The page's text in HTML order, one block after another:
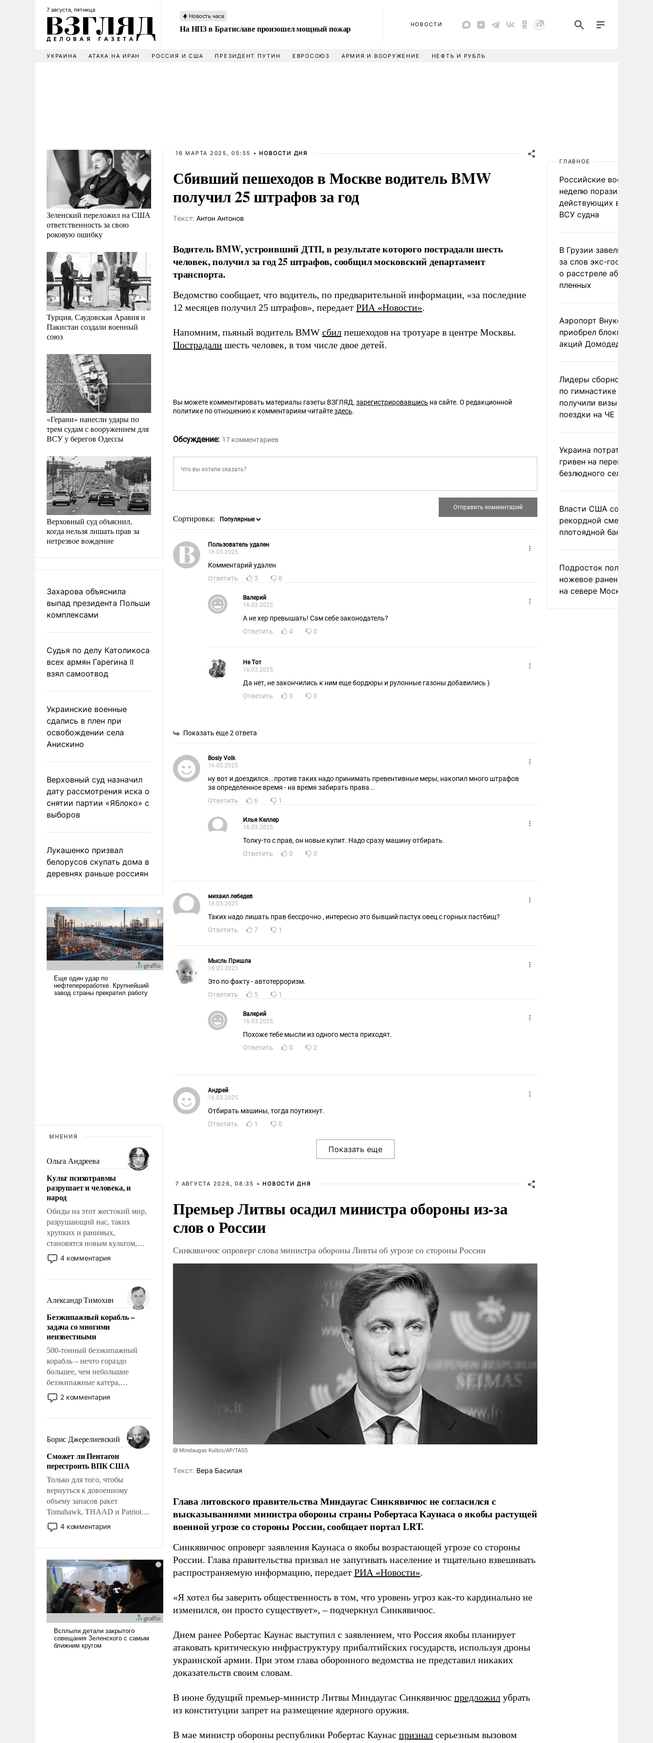
7 августа, пятница
Новость часа
На НПЗ в Братиславе произошел мощный пожар НОВОСТИ
УКРАИНА АТАКА НА ИРАН РОССИЯ И США ПРЕЗИДЕНТ ПУТИН ЕВРОСОЮЗ АРМИЯ И ВООРУЖЕНИЕ НЕФТЬ И РУБЛЬ
Зеленский переложил на США
ответственность за свою
роковую ошибку
Турция, Саудовская Аравия и
Пакистан создали военный
союз
«Герани» нанесли удары по
трем судам с вооружением для
ВСУ у берегов Одессы
Верховный суд объяснил,
когда нельзя лишать прав за
нетрезвое вождение
Захарова объяснила
выпад президента Польши
комплексами
Судья по делу Католикоса
всех армян Гарегина II
взял самоотвод
Украинские военные
сдались в плен при
освобождении села
Анискино
Верховный суд назначил
дату рассмотрения иска о
снятии партии «Яблоко» с
выборов
Лукашенко призвал
белорусов скупать дома в
деревнях раньше россиян
МНЕНИЯ
Ольга Андреева
Культ психотравмы
разрушает и человека, и
народ
Обиды на этот жестокий мир,
разрушающий нас, таких
хрупких и ранимых,
становятся новым культом,
постепенно вытесняя и
отменяя традиционное
мужественным и твердым под
ударами судьбы, брать на себя
ответственность, помогать
слабым, идти вперед и
адаптироваться.
4 комментария
Александр Тимохин
Безэкипажный корабль –
задача со многими
неизвестными
500-тонный безэкипажный
корабль – нечто гораздо
большее, чем небольшие
безэкипажные катера,
применение которых уже
стало обыденностью. Задача по
сложна и амбициозна. Однако
и ее реализация радикально
поднимет наши боевые
возможности.
2 комментария
Борис Джерелиевский
Сможет ли Пентагон
перестроить ВПК США
Только для того, чтобы
вернуться к довоенному
объему запасов ракет
Tomahawk, THAAD и Patriot
США потребуется более трех
лет. Даже небольшая война с
Сложившаяся ситуация
означает многолетний период
уязвимости США, например,
перед Китаем.
4 комментария
16 МАРТА 2025, 05:55 • НОВОСТИ ДНЯ
Сбивший пешеходов в Москве водитель BMW
получил 25 штрафов за год
Tекст: Антон Антонов
Водитель BMW, устроивший ДТП, в результате которого пострадали шесть
человек, получил за год 25 штрафов, сообщил московский департамент
транспорта.
Ведомство сообщает, что водитель, по предварительной информации, «за последние
12 месяцев получил 25 штрафов», передает РИА «Новости».
Напомним, пьяный водитель BMW сбил пешеходов на тротуаре в центре Москвы.
Пострадали шесть человек, в том числе двое детей.
Вы можете комментировать материалы газеты ВЗГЛЯД, зарегистрировавшись на сайте. О редакционной
политике по отношению к комментариям читайтездесь.
Обсуждение: 17 комментариев
Сортировка:
Пользователь удален
16.03.2025
Комментарий удален
Ответить
3 8
Валерий
16.03.2025
А не хер превышать! Сам себе законодатель?
Ответить
4 0
Hе Tот
16.03.2025
Да нет, не закончились к ним еще бордюры и рулонные газоны добавились )
Ответить
0 0
Показать еще 2 ответа
Bosiy Volk
16.03.2025
ну вот и доездился...против таких надо принимать превентивные меры, накопил много штрафов
за определенное время - на время забирать права...
Ответить
6 1
Илья Келлер
16.03.2025
Толку-то с прав, он новые купит. Надо сразу машину отбирать.
Ответить
0 0
михаил лебедев
16.03.2025
Таких надо лишать прав бессрочно , интересно это бывший пастух овец с горных пастбищ?
Ответить
7 1
Мысль Пришла
16.03.2025
Это по факту - автотерроризм.
Ответить
5 1
Валерий
16.03.2025
Похоже тебе мысли из одного места приходят.
Ответить
0 2
Андрей
16.03.2025
Отбирать машины, тогда поутихнут.
Ответить
1 0
7 АВГУСТА 2026, 08:35 • НОВОСТИ ДНЯ
Премьер Литвы осадил министра обороны из-за
слов о России
Синкявичюс опроверг слова министра обороны Ливты об угрозе со стороны России
@ Mindaugas Kulbis/AP/TASS
Tекст: Вера Басилая
Глава литовского правительства Миндаугас Синкявичюс не согласился с
высказываниями министра обороны страны Робертаса Каунаса о якобы растущей
военной угрозе со стороны России, сообщает портал LRT.
Синкявичюс опроверг заявления Каунаса о якобы возрастающей угрозе со стороны
России. Глава правительства призвал не запугивать население и тщательно взвешивать
распространяемую информацию, передает РИА «Новости».
«Я хотел бы заверить общественность в том, что уровень угроз как-то кардинально не
изменился, он просто существует», – подчеркнул Синкявичюс.
Днем ранее Робертас Каунас выступил с заявлением, что Россия якобы планирует
атаковать критическую инфраструктуру прибалтийских государств, используя дроны
украинской армии. При этом глава оборонного ведомства не представил никаких
доказательств своим словам.
В июне будущий премьер-министр Литвы Миндаугас Синкявичюс предложил убрать
из конституции запрет на размещение ядерного оружия.
В мае министр обороны республики Робертас Каунас признал серьезным вызовом
ГЛАВНОЕ
Российские военные за
неделю поразили 34
действующих в
ВСУ судна
В Грузии завели дело
за слов экс-
о расстреле абхазских
пленных
Аэропорт Внуково
приобрел блокпакет
акций Домодедово
Лидеры сборной
по гимнастике не
получили визы для
поездки на ЧЕ
Украина потратила 1
гривен на
безлюдного села
Власти США сообщили
рекордной смертности
плотоядной бактерии
Подросток получил
ножевое ранение в
на севере Москвы